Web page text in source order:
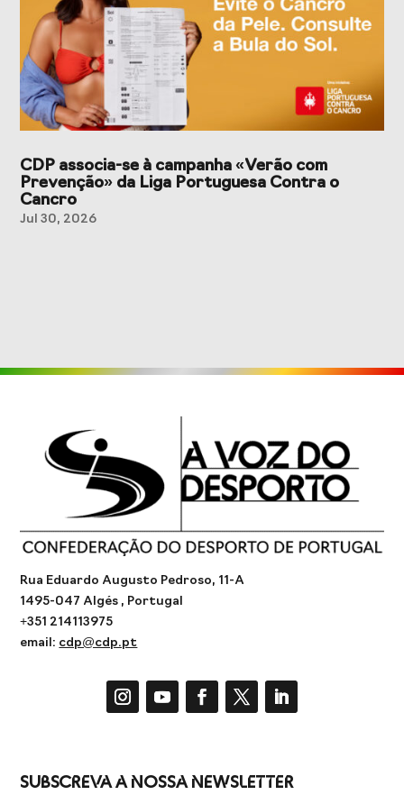
CDP associa-se à campanha «Verão com
Prevenção» da Liga Portuguesa Contra o
Cancro
Jul 30, 2026
Rua Eduardo Augusto Pedroso, 11-A
1495-047 Algés , Portugal
+351 214113975
email: cdp@cdp.pt
Subscreva a Nossa Newsletter